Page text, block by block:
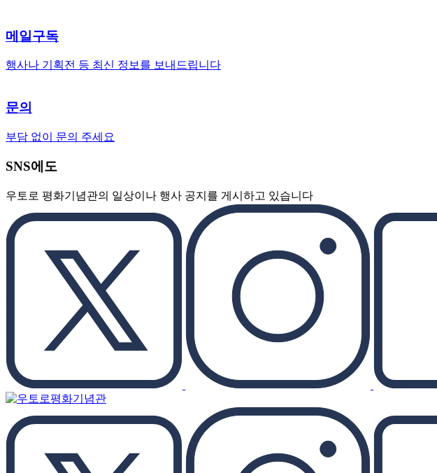
메일구독
행사나 기획전 등 최신 정보를 보내드립니다
문의
부담 없이 문의 주세요
SNS에도
우토로 평화기념관의 일상이나 행사 공지를 게시하고 있습니다